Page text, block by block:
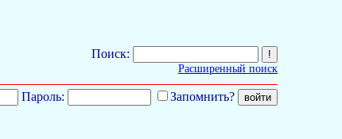
Поиск:
Расширенный поиск
Пароль: Запомнить?